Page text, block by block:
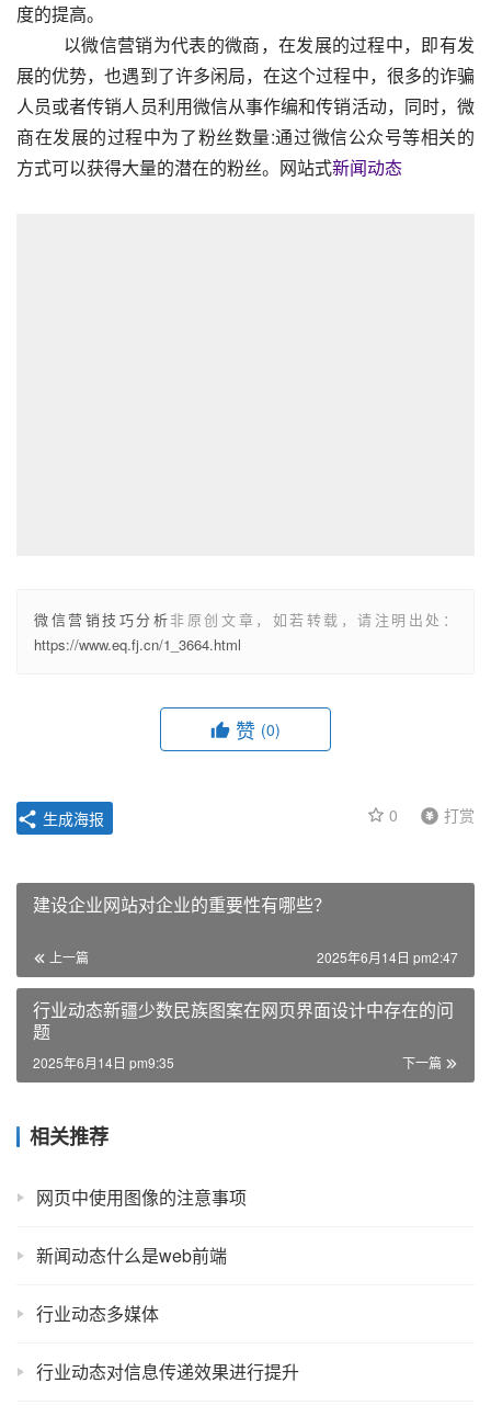
度的提高。
展的优势，也遇到了许多闲局，在这个过程中，很多的诈骗
人员或者传销人员利用微信从事作编和传销活动，同时，微
商在发展的过程中为了粉丝数量:通过微信公众号等相关的
方式可以获得大量的潜在的粉丝。网站式新闻动态
微信营销技巧分析非原创文章，如若转载，请注明出处：
https://www.eq.fj.cn/1_3664.html
赞 (0)
0 打赏
生成海报
建设企业网站对企业的重要性有哪些？
上一篇 2025年6月14日 pm2:47
行业动态新疆少数民族图案在网页界面设计中存在的问
题
下一篇
2025年6月14日 pm9:35
相关推荐
网页中使用图像的注意事项
新闻动态什么是web前端
行业动态多媒体
行业动态对信息传递效果进行提升